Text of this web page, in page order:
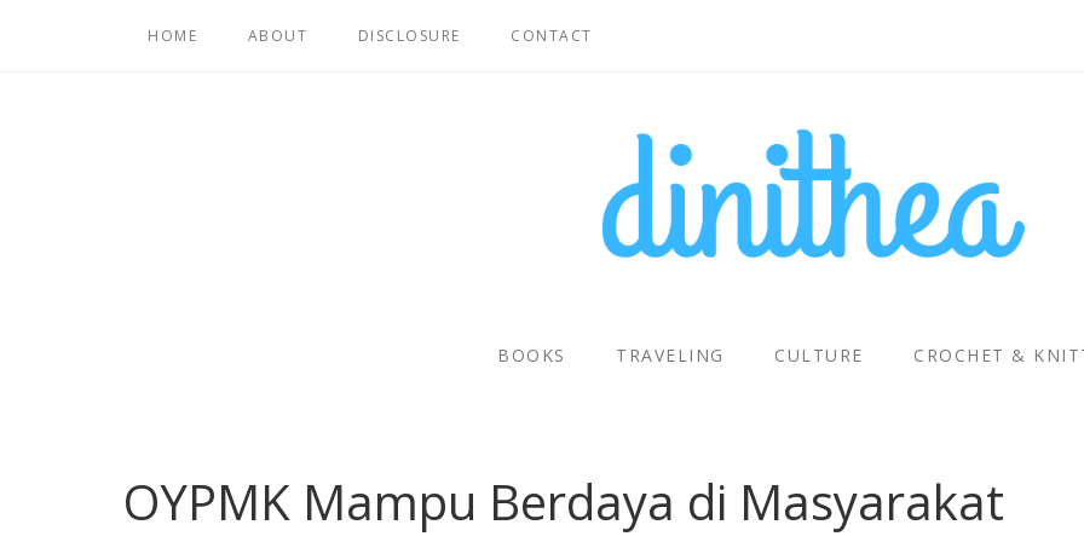
HOME ABOUT DISCLOSURE CONTACT
BOOKS TRAVELING CULTURE CROCHET &
OYPMK Mampu Berdaya di Masyarakat